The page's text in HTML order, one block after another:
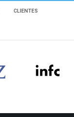
CLIENTES